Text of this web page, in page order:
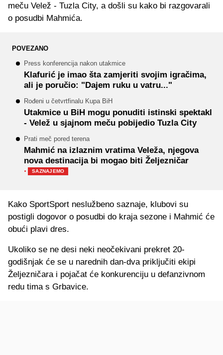
meču Velež - Tuzla City, a došli su kako bi razgovarali
o posudbi Mahmića.
POVEZANO
Press konferencija nakon utakmice
Klafurić je imao šta zamjeriti svojim igračima,
ali je poručio: "Dajem ruku u vatru..."
Rođeni u četvrtfinalu Kupa BiH
Utakmice u BiH mogu ponuditi istinski spektakl
- Velež u sjajnom meču pobijedio Tuzla City
Prati meč pored terena
Mahmić na izlaznim vratima Veleža, njegova
nova destinacija bi mogao biti Željezničar
· SAZNAJEMO
Kako SportSport neslužbeno saznaje, klubovi su
postigli dogovor o posudbi do kraja sezone i Mahmić će
obući plavi dres.
Ukoliko se ne desi neki neočekivani prekret 20-
godišnjak će se u narednih dan-dva priključiti ekipi
Željezničara i pojačat će konkurenciju u defanzivnom
redu tima s Grbavice.